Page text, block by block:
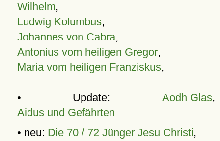
Wilhelm,
Ludwig Kolumbus,
Johannes von Cabra,
Antonius vom heiligen Gregor,
Maria vom heiligen Franziskus,
• Update: Aodh Glas,
Aidus und Gefährten
• neu: Die 70 / 72 Jünger Jesu Christi,